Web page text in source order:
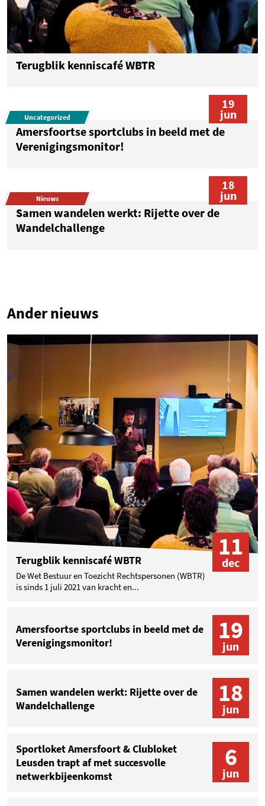
Terugblik kenniscafé WBTR
Uncategorized
Amersfoortse sportclubs in beeld met de
Verenigingsmonitor!
19
jun
Nieuws
Samen wandelen werkt: Rijette over de
Wandelchallenge
18
jun
Ander nieuws
Terugblik kenniscafé WBTR
De Wet Bestuur en Toezicht Rechtspersonen (WBTR)
is sinds 1 juli 2021 van kracht en...
11
dec
Amersfoortse sportclubs in beeld met de
Verenigingsmonitor!
19
jun
Samen wandelen werkt: Rijette over de
Wandelchallenge
18
jun
Sportloket Amersfoort & Clubloket
Leusden trapt af met succesvolle
netwerkbijeenkomst
6
jun